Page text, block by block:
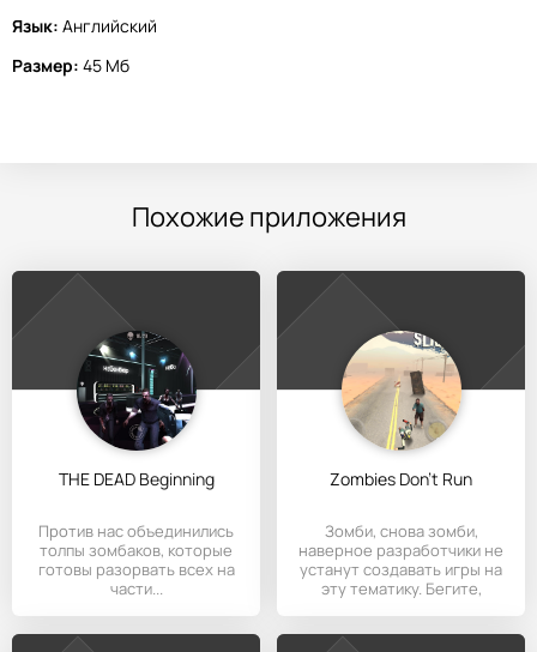
Язык: Английский
Размер: 45 Мб
Похожие приложения
THE DEAD Beginning
Против нас объединились
толпы зомбаков, которые
готовы разорвать всех на
части...
Zombies Don't Run
Зомби, снова зомби,
наверное разработчики не
устанут создавать игры на
эту тематику. Бегите,